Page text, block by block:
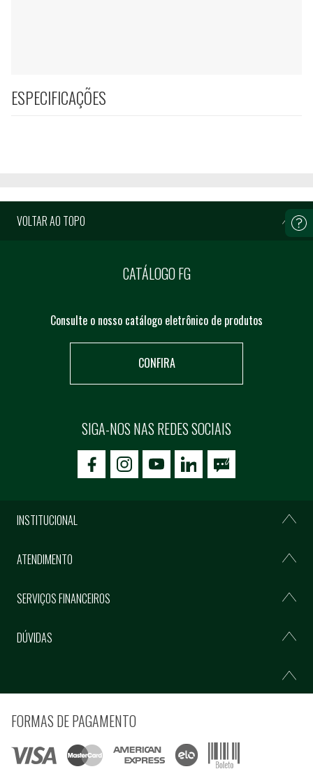
ESPECIFICAÇÕES
VOLTAR AO TOPO
CATÁLOGO FG
Consulte o nosso catálogo eletrônico de produtos
CONFIRA
SIGA-NOS NAS REDES SOCIAIS
icon-facebookicon-social02icon-social03
INSTITUCIONAL
ATENDIMENTO
SERVIÇOS FINANCEIROS
DÚVIDAS
FORMAS DE PAGAMENTO